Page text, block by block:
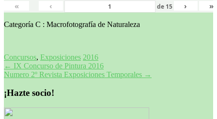
« ‹ de 15 › »
Categoría C : Macrofotografía de Naturaleza
Concursos, Exposiciones 2016
Navegación
de
entradas
← IX Concurso de Pintura 2016
Numero 2º Revista Exposiciones Temporales →
¡Hazte socio!